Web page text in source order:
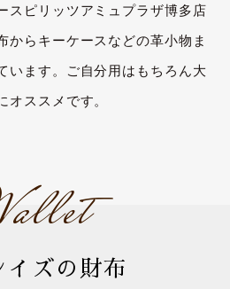
スピリッツアミュプラザ博多店
からキーケースなどの革小物ま
います。ご自分用はもちろん大
ススメです。
イズの財布